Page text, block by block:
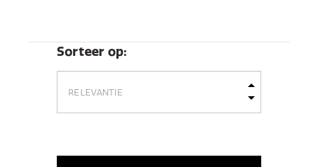
Sorteer op: